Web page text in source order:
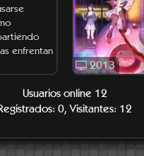
enfrentan
2013
Usuarios online 12
0, Visitantes: 12